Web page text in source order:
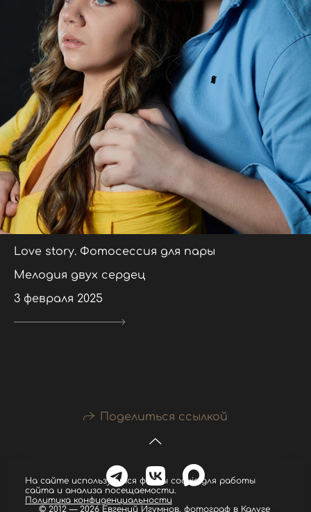
Love story. Фотосессия для пары
Мелодия двух сердец
3 февраля 2025
Поделиться ссылкой
© 2012 — 2026 Евгений Игумнов, фотограф в Калуге
На сайте используются файлы cookie для работы
сайта и анализа посещаемости.
Политика конфиденциальности